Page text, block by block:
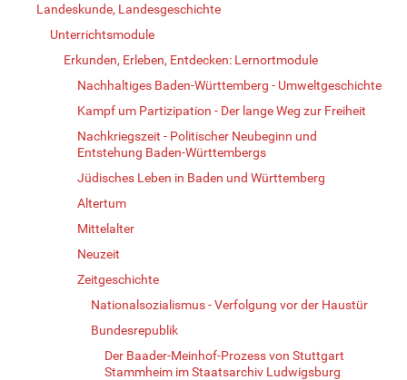
Landeskunde, Landesgeschichte
Unterrichtsmodule
Erkunden, Erleben, Entdecken: Lernortmodule
Nachhaltiges Baden-Württemberg - Umweltgeschichte
Kampf um Partizipation - Der lange Weg zur Freiheit
Nachkriegszeit - Politischer Neubeginn und
Entstehung Baden-Württembergs
Jüdisches Leben in Baden und Württemberg
Altertum
Mittelalter
Neuzeit
Zeitgeschichte
Nationalsozialismus - Verfolgung vor der Haustür
Bundesrepublik
Der Baader-Meinhof-Prozess von Stuttgart
Stammheim im Staatsarchiv Ludwigsburg